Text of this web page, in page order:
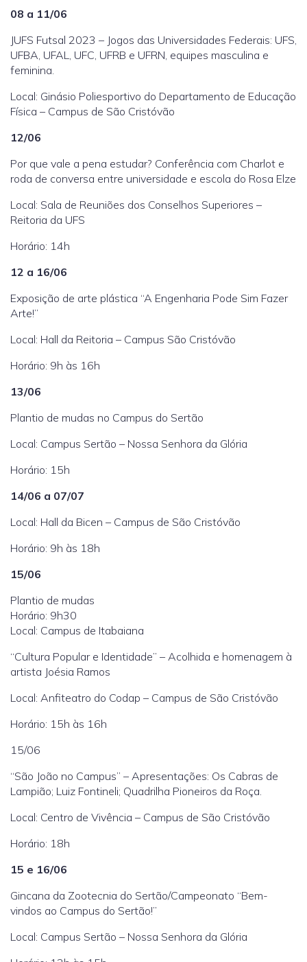
08 a 11/06
JUFS Futsal 2023 – Jogos das Universidades Federais: UFS,
UFBA, UFAL, UFC, UFRB e UFRN, equipes masculina e
feminina.
Local: Ginásio Poliesportivo do Departamento de Educação
Física – Campus de São Cristóvão
12/06
Por que vale a pena estudar? Conferência com Charlot e
roda de conversa entre universidade e escola do Rosa Elze
Local: Sala de Reuniões dos Conselhos Superiores –
Reitoria da UFS
Horário: 14h
12 a 16/06
Exposição de arte plástica “A Engenharia Pode Sim Fazer
Arte!”
Local: Hall da Reitoria – Campus São Cristóvão
Horário: 9h às 16h
13/06
Plantio de mudas no Campus do Sertão
Local: Campus Sertão – Nossa Senhora da Glória
Horário: 15h
14/06 a 07/07
Local: Hall da Bicen – Campus de São Cristóvão
Horário: 9h às 18h
15/06
Plantio de mudas
Horário: 9h30
Local: Campus de Itabaiana
“Cultura Popular e Identidade” – Acolhida e homenagem à
artista Joésia Ramos
Local: Anfiteatro do Codap – Campus de São Cristóvão
Horário: 15h às 16h
15/06
“São João no Campus” – Apresentações: Os Cabras de
Lampião; Luiz Fontineli; Quadrilha Pioneiros da Roça.
Local: Centro de Vivência – Campus de São Cristóvão
Horário: 18h
15 e 16/06
Gincana da Zootecnia do Sertão/Campeonato “Bem-
vindos ao Campus do Sertão!”
Local: Campus Sertão – Nossa Senhora da Glória